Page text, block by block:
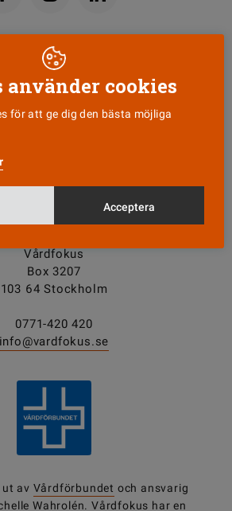
Läs senaste numret
Nyhetsbrev
KONTAKT
Vårdfokus
Box 3207
103 64 Stockholm
0771-420 420
info@vardfokus.se
av Vårdförbundet och ansvarig
Wahrolén. Vårdfokus har en
använder cookies
för att ge dig den bästa möjliga
Acceptera